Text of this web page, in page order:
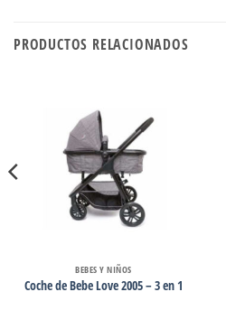
PRODUCTOS RELACIONADOS
BEBES Y NIÑOS
Coche de Bebe Love 2005 – 3 en 1